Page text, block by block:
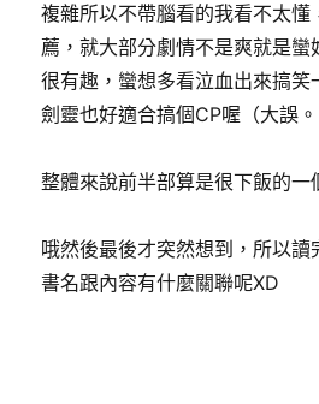
複雜所以不帶腦看的我看不太懂
薦，就大部分劇情不是爽就是蠻
很有趣，蠻想多看泣血出來搞笑
劍靈也好適合搞個CP喔（大誤。
整體來說前半部算是很下飯的一
哦然後最後才突然想到，所以讀
書名跟內容有什麼關聯呢XD